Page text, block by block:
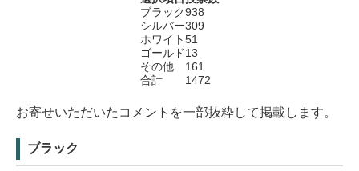
ブラック938
シルバー309
ホワイト51
ゴールド13
その他
161
合計
1472
お寄せいただいたコメントを一部抜粋して掲載します。
ブラック